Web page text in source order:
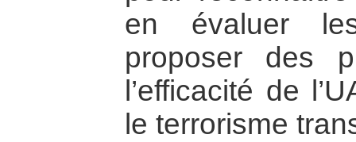
en évaluer
proposer des
l’efficacité de
le terrorisme